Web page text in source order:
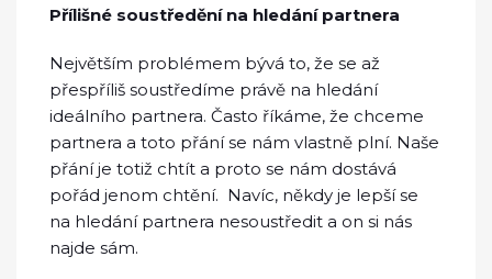
Přílišné soustředění na hledání partnera
Největším problémem bývá to, že se až
přespříliš soustředíme právě na hledání
ideálního partnera. Často říkáme, že chceme
partnera a toto přání se nám vlastně plní. Naše
přání je totiž chtít a proto se nám dostává
pořád jenom chtění. Navíc, někdy je lepší se
na hledání partnera nesoustředit a on si nás
najde sám.